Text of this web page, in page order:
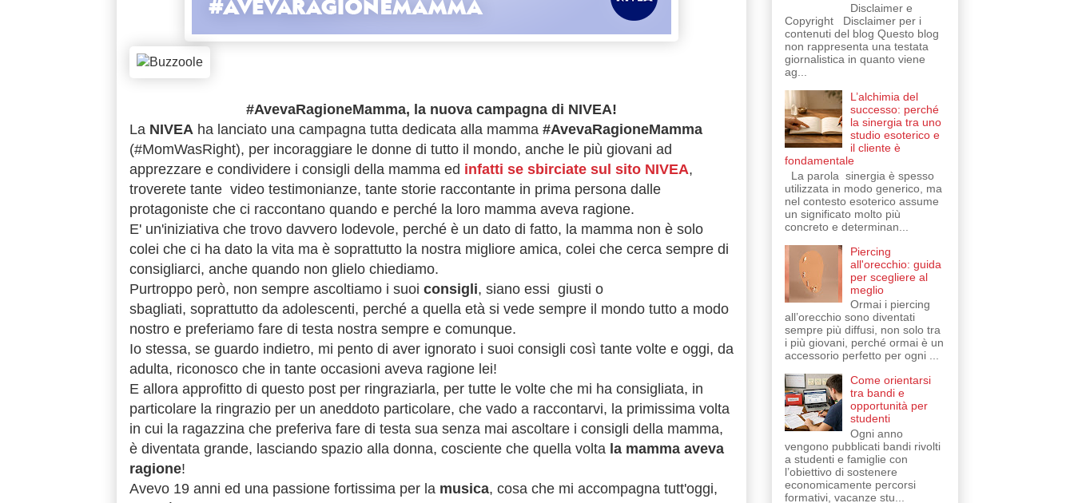
#AvevaRagioneMamma, la nuova campagna di NIVEA!
La NIVEAha lanciato una campagna tutta dedicata alla mamma #AvevaRagioneMamma
(#MomWasRight), per incoraggiare le donne di tutto il mondo, anche le più giovani ad
apprezzare e condividere i consigli della mamma ed infatti se sbirciate sul sito NIVEA,
troverete tante video testimonianze, tante storie raccontante in prima persona dalle
protagoniste che ci raccontano quando e perché la loro mamma aveva ragione.
E' un'iniziativa che trovo davvero lodevole, perché è un dato di fatto, la mamma non è solo
colei che ci ha dato la vita ma è soprattutto la nostra migliore amica, colei che cerca sempre di
consigliarci, anche quando non glielo chiediamo.
Purtroppo però, non sempre ascoltiamo i suoi consigli, siano essi giusti o
sbagliati, soprattutto da adolescenti, perché a quella età si vede sempre il mondo tutto a modo
nostro e preferiamo fare di testa nostra sempre e comunque.
Io stessa, se guardo indietro, mi pento di aver ignorato i suoi consigli così tante volte e oggi, da
adulta, riconosco che in tante occasioni aveva ragione lei!
E allora approfitto di questo post per ringraziarla, per tutte le volte che mi ha consigliata, in
particolare la ringrazio per un aneddoto particolare, che vado a raccontarvi, la primissima volta
in cui la ragazzina che preferiva fare di testa sua senza mai ascoltare i consigli della mamma,
è diventata grande, lasciando spazio alla donna, cosciente che quella volta la mamma aveva
ragione!
Avevo 19 anni ed una passione fortissima per la musica, cosa che mi accompagna tutt'oggi,
Disclaimer e
Copyright Disclaimer per i
contenuti del blog Questo blog
non rappresenta una testata
giornalistica in quanto viene
ag...
L’alchimia del
successo: perché
la sinergia tra uno
studio esoterico e
il cliente è
fondamentale
La parola sinergia è spesso
utilizzata in modo generico, ma
nel contesto esoterico assume
un significato molto più
concreto e determinan...
Piercing
all'orecchio: guida
per scegliere al
meglio
Ormai i piercing
all’orecchio sono diventati
sempre più diffusi, non solo tra
i più giovani, perché ormai è un
accessorio perfetto per ogni ...
Come orientarsi
tra bandi e
opportunità per
studenti
Ogni anno
vengono pubblicati bandi rivolti
a studenti e famiglie con
l’obiettivo di sostenere
economicamente percorsi
formativi, vacanze stu...